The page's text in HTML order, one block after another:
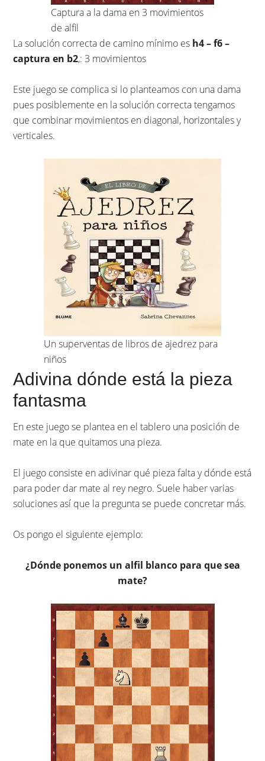
Captura a la dama en 3 movimientos
de alfil
La solución correcta de camino mínimo es h4 – f6 –
captura en b2,: 3 movimientos
Este juego se complica si lo planteamos con una dama
pues posiblemente en la solución correcta tengamos
que combinar movimientos en diagonal, horizontales y
verticales.
Un superventas de libros de ajedrez para
niños
Adivina dónde está la pieza
fantasma
En este juego se plantea en el tablero una posición de
mate en la que quitamos una pieza.
El juego consiste en adivinar qué pieza falta y dónde está
para poder dar mate al rey negro. Suele haber varias
soluciones así que la pregunta se puede concretar más.
Os pongo el siguiente ejemplo:
¿Dónde ponemos un alfil blanco para que sea
mate?